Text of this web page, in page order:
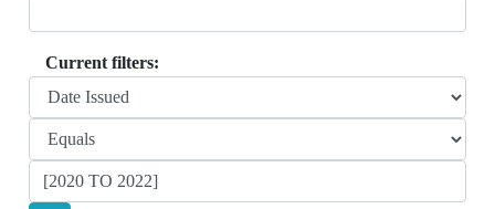
Current filters: